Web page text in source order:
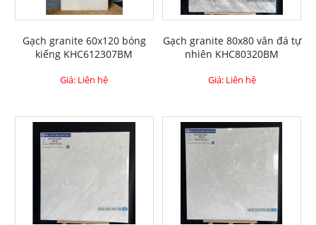
Gạch granite 60x120 bóng
kiếng KHC612307BM
Giá: Liên hệ
Gạch granite 80x80 vân đá tự
nhiên KHC80320BM
Giá: Liên hệ